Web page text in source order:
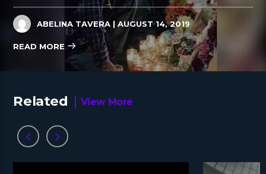
ABELINA TAVERA | AUGUST 14, 2019
READ MORE
Related View More